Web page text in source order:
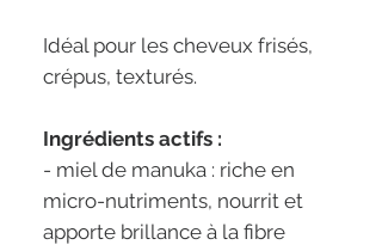
Idéal pour les cheveux frisés,
crépus, texturés.
Ingrédients actifs :
- miel de manuka : riche en
micro-nutriments, nourrit et
apporte brillance à la fibre